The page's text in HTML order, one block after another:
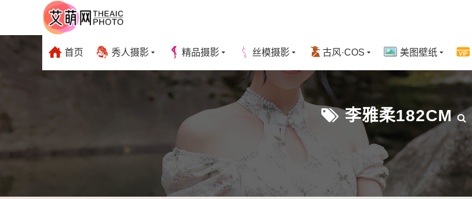
首页 秀人摄影 精品摄影 丝模摄影 古风·COS 美图壁纸
李雅柔182CM